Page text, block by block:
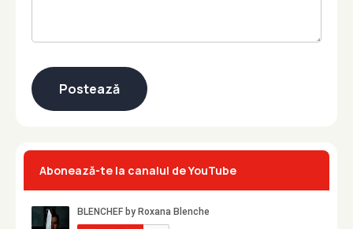
Abonează-te la canalul de YouTube